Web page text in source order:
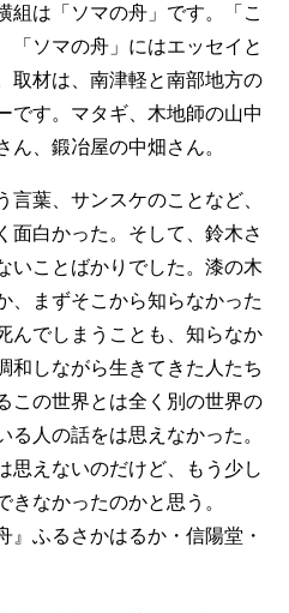
組は「ソマの舟」です。「こ
「ソマの舟」にはエッセイと
取材は、南津軽と南部地方の
です。マタギ、木地師の山中
ん、鍛冶屋の中畑さん。
葉、サンスケのことなど、
面白かった。そして、鈴木さ
いことばかりでした。漆の木
、まずそこから知らなかった
んでしまうことも、知らなか
和しながら生きてきた人たち
この世界とは全く別の世界の
る人の話をは思えなかった。
思えないのだけど、もう少し
なかったのかと思う。
』ふるさかはるか・信陽堂・